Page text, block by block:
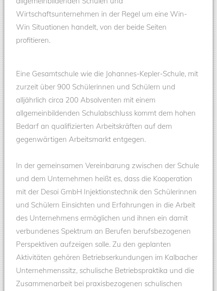
Wirtschaftsunternehmen in der Regel um eine Win-
Win Situationen handelt, von der beide Seiten
profitieren.
Eine Gesamtschule wie die Johannes-Kepler-Schule, mit
zurzeit über 900 Schülerinnen und Schülern und
alljährlich circa 200 Absolventen mit einem
allgemeinbildenden Schulabschluss kommt dem hohen
Bedarf an qualifizierten Arbeitskräften auf dem
gegenwärtigen Arbeitsmarkt entgegen.
In der gemeinsamen Vereinbarung zwischen der Schule
und dem Unternehmen heißt es, dass die Kooperation
mit der Desoi GmbH Injektionstechnik den Schülerinnen
und Schülern Einsichten und Erfahrungen in die Arbeit
des Unternehmens ermöglichen und ihnen ein damit
verbundenes Spektrum an Berufen berufsbezogenen
Perspektiven aufzeigen solle. Zu den geplanten
Aktivitäten gehören Betriebserkundungen im Kalbacher
Unternehmenssitz, schulische Betriebspraktika und die
Zusammenarbeit bei praxisbezogenen schulischen